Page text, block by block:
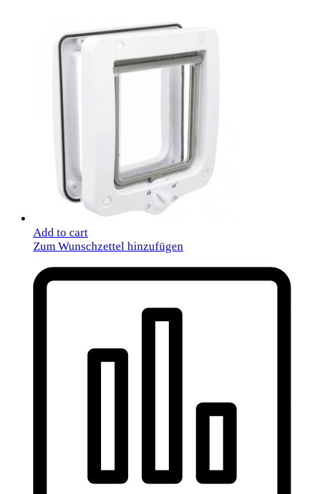
Add to cart
Zum Wunschzettel hinzufügen